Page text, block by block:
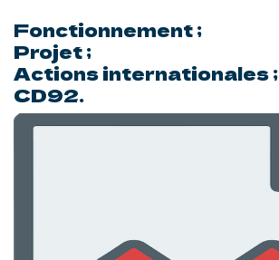
Fonctionnement ;
Projet ;
Actions internationales ;
CD92.